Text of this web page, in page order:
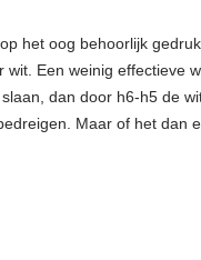
het oog behoorlijk
Een weinig effectieve
dan door h6-h5 de
Maar of het dan